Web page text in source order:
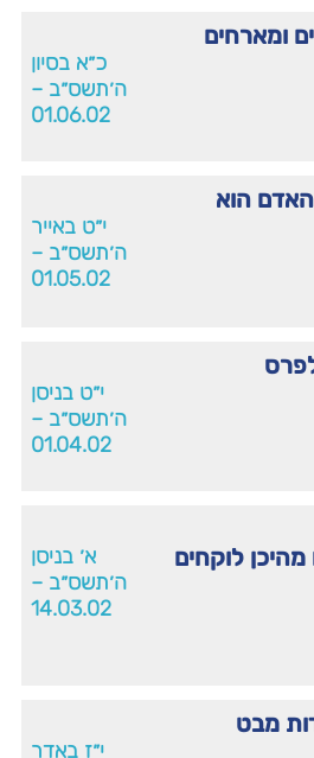
ומארחים
כ״א בסיון
ה׳תשס״ב –
01.06.02
הוא
י״ט באייר
ה׳תשס״ב –
01.05.02
י״ט בניסן
ה׳תשס״ב –
01.04.02
לוקחים
א׳ בניסן
ה׳תשס״ב –
14.03.02
מבט
י״ז באדר